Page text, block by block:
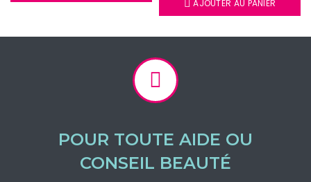
AJOUTER AU PANIER
POUR TOUTE AIDE OU
CONSEIL BEAUTÉ